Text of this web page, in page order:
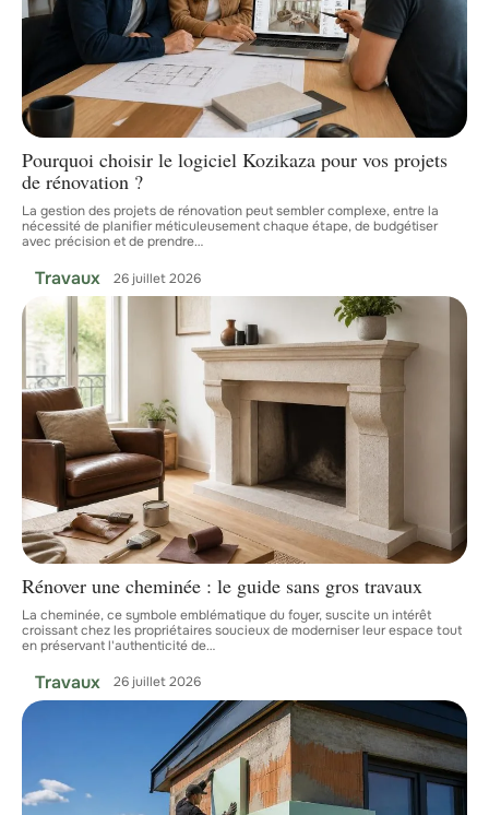
Pourquoi choisir le logiciel Kozikaza pour vos projets
de rénovation ?
La gestion des projets de rénovation peut sembler complexe, entre la
nécessité de planifier méticuleusement chaque étape, de budgétiser
avec précision et de prendre…
Travaux 26 juillet 2026
Rénover une cheminée : le guide sans gros travaux
La cheminée, ce symbole emblématique du foyer, suscite un intérêt
croissant chez les propriétaires soucieux de moderniser leur espace tout
en préservant l'authenticité de…
Travaux 26 juillet 2026